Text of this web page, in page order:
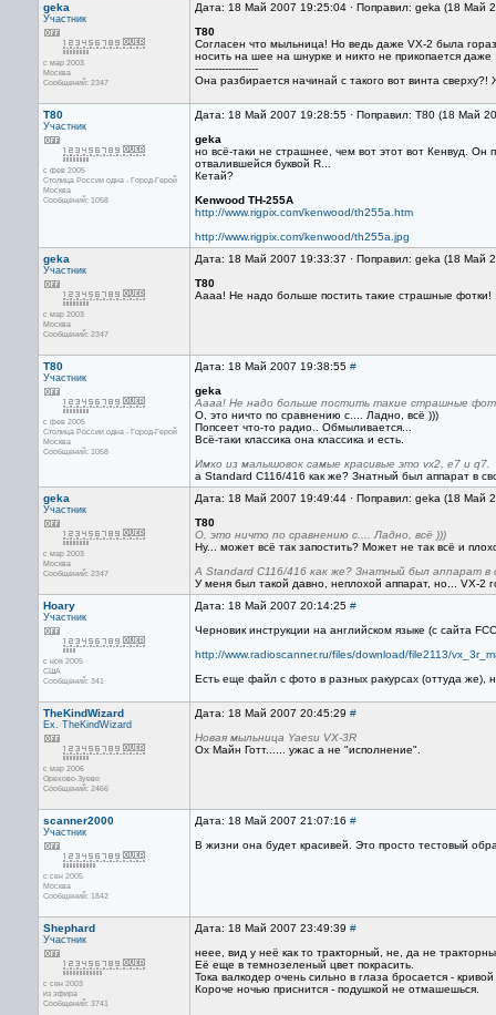
geka
Участник
с мар 2003
Москва
Сообщений: 2347
Дата: 18 Май 2007 19:25:04 · Поправил: geka (18 Май
Т80
Согласен что мыльница! Но ведь даже VX-2 была
носить на шее на шнурке и никто не прикопается
-------------------
Она разбирается начинай с такого вот винта сверху?!
Т80
Участник
с фев 2005
Столица России одна - Город-Герой
Москва
Сообщений: 1058
Дата: 18 Май 2007 19:28:55 · Поправил: Т80 (18 Май
geka
но всё-таки не страшнее, чем вот этот вот Кенвуд.
отвалившейся буквой R...
Кетай?
Kenwood TH-255A
http://www.rigpix.com/kenwood/th255a.htm
http://www.rigpix.com/kenwood/th255a.jpg
geka
Участник
с мар 2003
Москва
Сообщений: 2347
Дата: 18 Май 2007 19:33:37 · Поправил: geka (18 Май
Т80
Аааа! Не надо больше постить такие страшные
Т80
Участник
с фев 2005
Столица России одна - Город-Герой
Москва
Сообщений: 1058
Дата: 18 Май 2007 19:38:55 #
geka
Аааа! Не надо больше постить такие страшные
О, это ничто по сравнению с.... Ладно, всё )))
Попсеет что-то радио.. Обмыливается...
Всё-таки классика она классика и есть.
Имхо из малышовок самые красивые это vx2, e7 и q7.
а Standard C116/416 как же? Знатный был аппарат в
geka
Участник
с мар 2003
Москва
Сообщений: 2347
Дата: 18 Май 2007 19:49:44 · Поправил: geka (18 Май
Т80
О, это ничто по сравнению с.... Ладно, всё )))
Ну... может всё так запостить? Может не так всё и
А Standard C116/416 как же? Знатный был аппарат в
У меня был такой давно, неплохой аппарат, но... VX-2
Hoary
Участник
с ноя 2005
США
Сообщений: 341
Дата: 18 Май 2007 20:14:25 #
Черновик инструкции на английском языке (с сайта
http://www.radioscanner.ru/files/download/file2113/
Есть еще файл с фото в разных ракурсах (оттуда же),
TheKindWizard
Ex. TheKindWizard
с мар 2006
Орехово-Зуево
Сообщений: 2466
Дата: 18 Май 2007 20:45:29 #
Новая мыльница Yaesu VX-3R
Ох Майн Готт...... ужас а не "исполнение".
scanner2000
Участник
с сен 2005
Москва
Сообщений: 1842
Дата: 18 Май 2007 21:07:16 #
В жизни она будет красивей. Это просто тестовый
Shephard
Участник
с сен 2003
из эфира
Сообщений: 3741
Дата: 18 Май 2007 23:49:39 #
неее, вид у неё как то тракторный, не, да не
Её еще в темнозеленый цвет покрасить.
Тока валкодер очень сильно в глаза бросается -
Короче ночью приснится - подушкой не отмашешься.